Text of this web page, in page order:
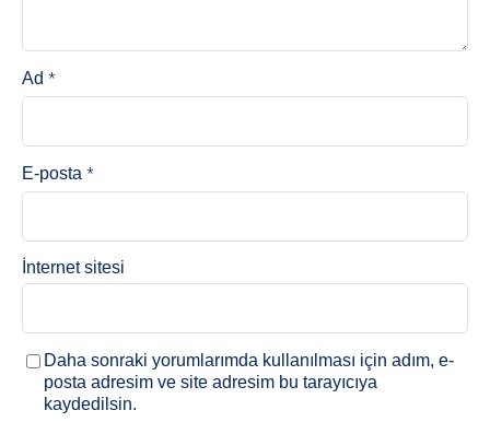
Ad *
E-posta *
İnternet sitesi
Daha sonraki yorumlarımda kullanılması için adım, e-
posta adresim ve site adresim bu tarayıcıya
kaydedilsin.